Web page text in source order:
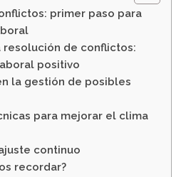
primer paso para
resolución de conflictos:
positivo
la gestión de posibles
para mejorar el clima
continuo
recordar?